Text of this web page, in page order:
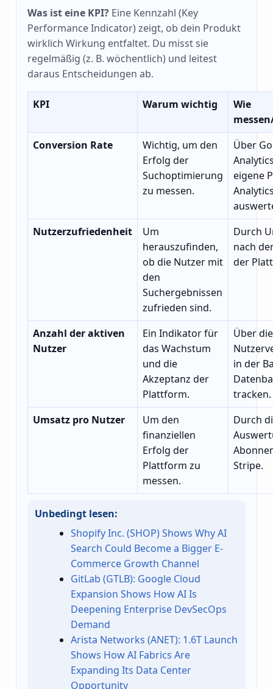
Was ist eine KPI? Eine Kennzahl (Key
Performance Indicator) zeigt, ob dein Produkt
wirklich Wirkung entfaltet. Du misst sie
regelmäßig (z. B. wöchentlich) und leitest
daraus Entscheidungen ab.
KPI Warum wichtig
Wie
Conversion Rate
Wichtig, um den
Erfolg der
Suchoptimierung
zu messen.
Über
eigene
Nutzerzufriedenheit
Um
herauszufinden,
ob die Nutzer mit
den
Suchergebnissen
zufrieden sind.
Durch
nach
der
Anzahl der aktiven
Nutzer
Ein Indikator für
das Wachstum
und die
Akzeptanz der
Plattform.
Über die
in der
tracken.
Umsatz pro Nutzer
Um den
finanziellen
Erfolg der
Plattform zu
messen.
Durch
Stripe.
Unbedingt lesen:
Shopify Inc. (SHOP) Shows Why AI
Search Could Become a Bigger E-
Commerce Growth Channel
GitLab (GTLB): Google Cloud
Expansion Shows How AI Is
Deepening Enterprise DevSecOps
Demand
Arista Networks (ANET): 1.6T Launch
Shows How AI Fabrics Are
Expanding Its Data Center
Opportunity